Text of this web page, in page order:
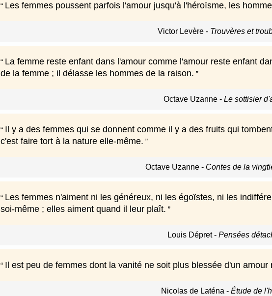
Les femmes poussent parfois l'amour jusqu'à l'héroïsme, les
Victor Levère - Trouvères et
La femme reste enfant dans l'amour comme l'amour reste enfant
de la femme ; il délasse les hommes de la raison.
Octave Uzanne- Le sottisier
Il y a des femmes qui se donnent comme il y a des fruits qui
c'est faire tort à la nature elle-même.
Octave Uzanne- Contes de la
Les femmes n'aiment ni les généreux, ni les égoïstes, ni les
soi-même ; elles aiment quand il leur plaît.
Louis Dépret- Pensées
Il est peu de femmes dont la vanité ne soit plus blessée d'un
Nicolas de Laténa - Étude de